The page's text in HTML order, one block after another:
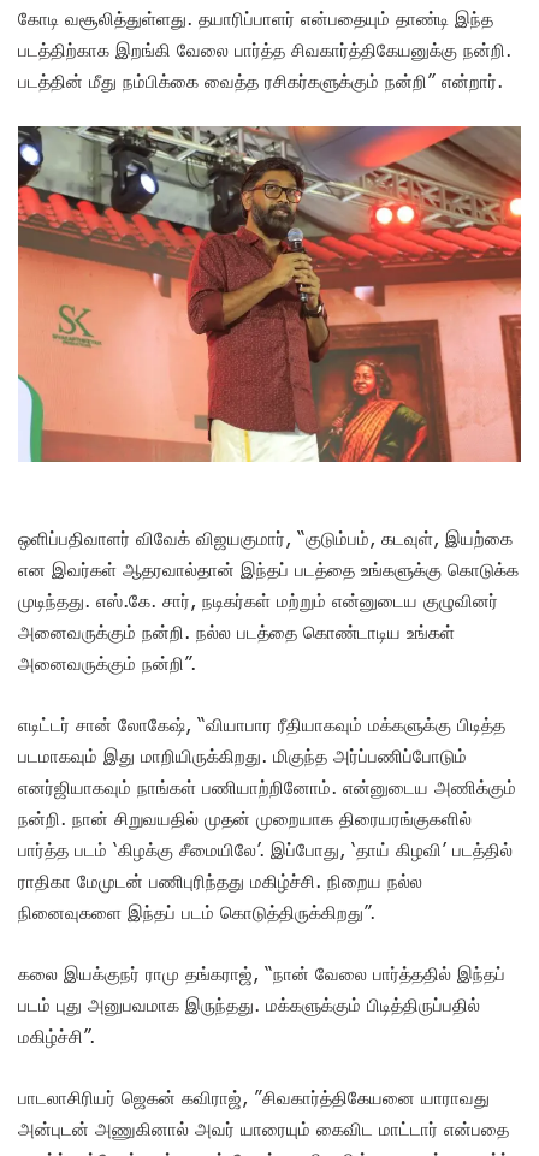
கோடி வசூலித்துள்ளது. தயாரிப்பாளர் என்பதையும் தாண்டி இந்த
படத்திற்காக இறங்கி வேலை பார்த்த சிவகார்த்திகேயனுக்கு நன்றி.
படத்தின் மீது நம்பிக்கை வைத்த ரசிகர்களுக்கும் நன்றி” என்றார்.
ஒளிப்பதிவாளர் விவேக் விஜயகுமார், “குடும்பம், கடவுள், இயற்கை
என இவர்கள் ஆதரவால்தான் இந்தப் படத்தை உங்களுக்கு கொடுக்க
முடிந்தது. எஸ்.கே. சார், நடிகர்கள் மற்றும் என்னுடைய குழுவினர்
அனைவருக்கும் நன்றி. நல்ல படத்தை கொண்டாடிய உங்கள்
அனைவருக்கும் நன்றி”.
எடிட்டர் சான் லோகேஷ், “வியாபார ரீதியாகவும் மக்களுக்கு பிடித்த
படமாகவும் இது மாறியிருக்கிறது. மிகுந்த அர்ப்பணிப்போடும்
எனர்ஜியாகவும் நாங்கள் பணியாற்றினோம். என்னுடைய அணிக்கும்
நன்றி. நான் சிறுவயதில் முதன் முறையாக திரையரங்குகளில்
பார்த்த படம் ‘கிழக்கு சீமையிலே’. இப்போது, ‘தாய் கிழவி’ படத்தில்
ராதிகா மேமுடன் பணிபுரிந்தது மகிழ்ச்சி. நிறைய நல்ல
நினைவுகளை இந்தப் படம் கொடுத்திருக்கிறது”.
கலை இயக்குநர் ராமு தங்கராஜ், “நான் வேலை பார்த்ததில் இந்தப்
படம் புது அனுபவமாக இருந்தது. மக்களுக்கும் பிடித்திருப்பதில்
மகிழ்ச்சி”.
பாடலாசிரியர் ஜெகன் கவிராஜ், ”சிவகார்த்திகேயனை யாராவது
அன்புடன் அணுகினால் அவர் யாரையும் கைவிட மாட்டார் என்பதை